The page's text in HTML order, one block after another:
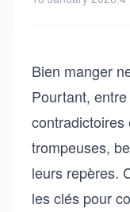
Bien manger
Pourtant,
trompeuses,
leurs repères.
les clés pour